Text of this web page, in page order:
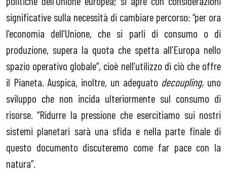
significative sulla necessità di cambiare percorso: “per ora
l’economia dell’Unione, che si parli di consumo o di
produzione, supera la quota che spetta all’Europa nello
spazio operativo globale”, cioè nell’utilizzo di ciò che offre
il Pianeta. Auspica, inoltre, un adeguato decoupling, uno
sviluppo che non incida ulteriormente sul consumo di
risorse. “Ridurre la pressione che esercitiamo sui nostri
sistemi planetari sarà una sfida e nella parte finale di
questo documento discuteremo come far pace con la
natura”.